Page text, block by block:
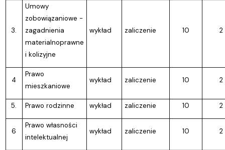
3.
Umowy
zobowiązaniowe -
zagadnienia
materialnoprawne
i kolizyjne
wykład zaliczenie 10 2
4
Prawo
mieszkaniowe
wykład zaliczenie 10 2
5. Prawo rodzinne wykład zaliczenie 10 2
6
Prawo własności
intelektualnej
wykład zaliczenie 10 2